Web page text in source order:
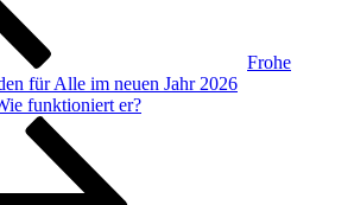
Frohe
für Alle im neuen Jahr 2026
funktioniert er?